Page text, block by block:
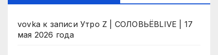
vovka к записи Утро Z | СОЛОВЬЁВLIVE | 17
мая 2026 года